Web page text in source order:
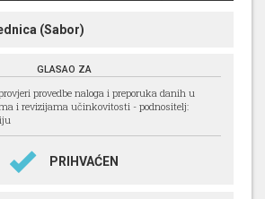
(Sabor)
GLASAO ZA
provedbe naloga i preporuka danih u
i revizijama učinkovitosti - podnositelj:
PRIHVAĆEN